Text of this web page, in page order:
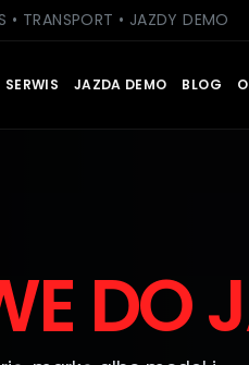
• TRANSPORT • JAZDY DEMO
SERWIS JAZDA DEMO BLOG
DO